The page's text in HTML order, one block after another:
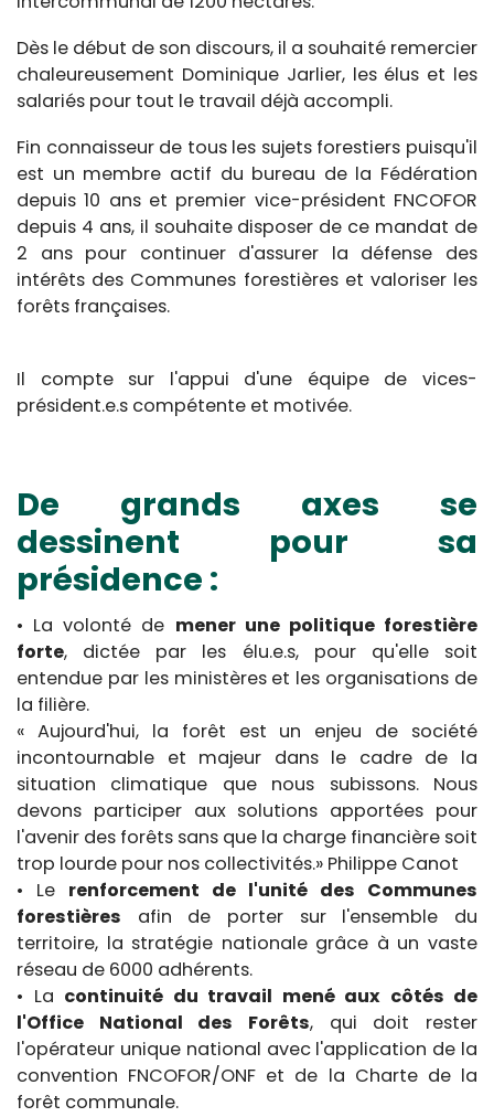
Dès le début de son discours, il a souhaité remercier
chaleureusement Dominique Jarlier, les élus et les
salariés pour tout le travail déjà accompli.
Fin connaisseur de tous les sujets forestiers puisqu'il
est un membre actif du bureau de la Fédération
depuis 10 ans et premier vice-président FNCOFOR
depuis 4 ans, il souhaite disposer de ce mandat de
2 ans pour continuer d'assurer la défense des
intérêts des Communes forestières et valoriser les
forêts françaises.
Il compte sur l'appui d'une équipe de vices-
président.e.s compétente et motivée.
De grands axes se
dessinent pour sa
présidence :
• La volonté de mener une politique forestière
forte, dictée par les élu.e.s, pour qu'elle soit
entendue par les ministères et les organisations de
la filière.
« Aujourd'hui, la forêt est un enjeu de société
incontournable et majeur dans le cadre de la
situation climatique que nous subissons. Nous
devons participer aux solutions apportées pour
l'avenir des forêts sans que la charge financière soit
trop lourde pour nos collectivités.» Philippe Canot
• Le renforcement de l'unité des Communes
forestières
afin de porter sur l'ensemble du
territoire, la stratégie nationale grâce à un vaste
réseau de 6000 adhérents.
• La continuité du travail mené aux côtés de
l'Office National des Forêts, qui doit rester
l'opérateur unique national avec l'application de la
convention FNCOFOR/ONF et de la Charte de la
forêt communale.